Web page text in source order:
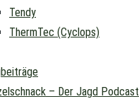
Tendy
ThermTec (Cyclops)
– Der Jagd Podcast